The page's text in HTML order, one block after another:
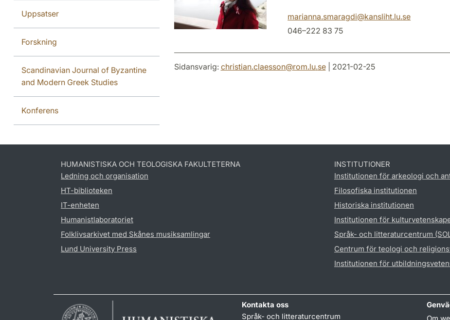
Uppsatser
Forskning
Scandinavian Journal of Byzantine
and Modern Greek Studies
Konferens
marianna.smaragdi@kansliht.lu.se
046–222 83 75
Sidansvarig: christian.claesson@rom.lu.se| 2021-02-25
HUMANISTISKA OCH TEOLOGISKA FAKULTETERNA
Ledning och organisation
HT-biblioteken
IT-enheten
Humanistlaboratoriet
Folklivsarkivet med Skånes musiksamlingar
Lund University Press
INSTITUTIONER
Institutionen för arkeologi och
Filosofiska institutionen
Historiska institutionen
Institutionen för
Språk- och litteraturcentrum
Centrum för teologi och
Institutionen för
Kontakta oss
Språk- och litteraturcentrum